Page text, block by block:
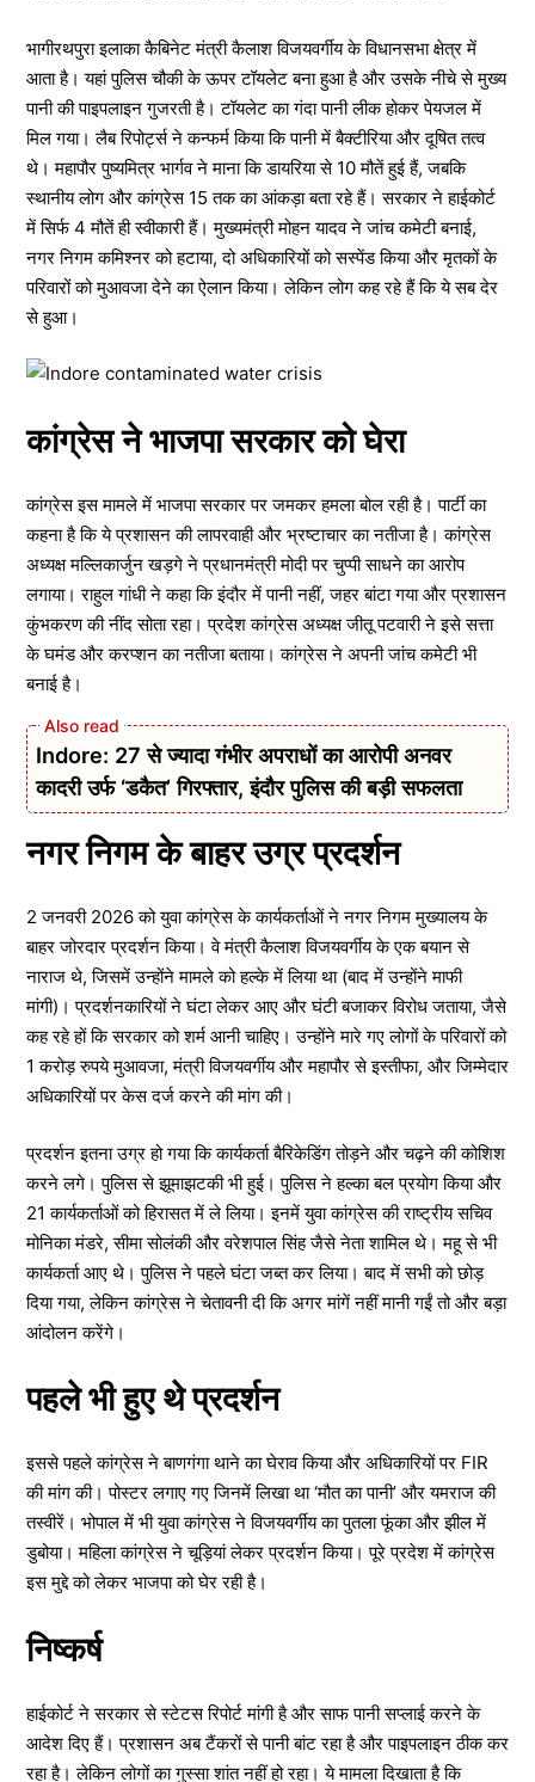
भागीरथपुरा इलाका कैबिनेट मंत्री कैलाश विजयवर्गीय के विधानसभा क्षेत्र में
आता है। यहां पुलिस चौकी के ऊपर टॉयलेट बना हुआ है और उसके नीचे से मुख्य
पानी की पाइपलाइन गुजरती है। टॉयलेट का गंदा पानी लीक होकर पेयजल में
मिल गया। लैब रिपोर्ट्स ने कन्फर्म किया कि पानी में बैक्टीरिया और दूषित तत्व
थे। महापौर पुष्यमित्र भार्गव ने माना कि डायरिया से 10 मौतें हुई हैं, जबकि
स्थानीय लोग और कांग्रेस 15 तक का आंकड़ा बता रहे हैं। सरकार ने हाईकोर्ट
में सिर्फ 4 मौतें ही स्वीकारी हैं। मुख्यमंत्री मोहन यादव ने जांच कमेटी बनाई,
नगर निगम कमिश्नर को हटाया, दो अधिकारियों को सस्पेंड किया और मृतकों के
परिवारों को मुआवजा देने का ऐलान किया। लेकिन लोग कह रहे हैं कि ये सब देर
से हुआ।
कांग्रेस ने भाजपा सरकार को घेरा
कांग्रेस इस मामले में भाजपा सरकार पर जमकर हमला बोल रही है। पार्टी का
कहना है कि ये प्रशासन की लापरवाही और भ्रष्टाचार का नतीजा है। कांग्रेस
अध्यक्ष मल्लिकार्जुन खड़गे ने प्रधानमंत्री मोदी पर चुप्पी साधने का आरोप
लगाया। राहुल गांधी ने कहा कि इंदौर में पानी नहीं, जहर बांटा गया और प्रशासन
कुंभकरण की नींद सोता रहा। प्रदेश कांग्रेस अध्यक्ष जीतू पटवारी ने इसे सत्ता
के घमंड और करप्शन का नतीजा बताया। कांग्रेस ने अपनी जांच कमेटी भी
बनाई है।
Indore: 27 से ज्यादा गंभीर अपराधों का आरोपी अनवर
कादरी उर्फ ‘डकैत’ गिरफ्तार, इंदौर पुलिस की बड़ी सफलता
नगर निगम के बाहर उग्र प्रदर्शन
2 जनवरी 2026 को युवा कांग्रेस के कार्यकर्ताओं ने नगर निगम मुख्यालय के
बाहर जोरदार प्रदर्शन किया। वे मंत्री कैलाश विजयवर्गीय के एक बयान से
नाराज थे, जिसमें उन्होंने मामले को हल्के में लिया था (बाद में उन्होंने माफी
मांगी)। प्रदर्शनकारियों ने घंटा लेकर आए और घंटी बजाकर विरोध जताया, जैसे
कह रहे हों कि सरकार को शर्म आनी चाहिए। उन्होंने मारे गए लोगों के परिवारों को
1 करोड़ रुपये मुआवजा, मंत्री विजयवर्गीय और महापौर से इस्तीफा, और जिम्मेदार
अधिकारियों पर केस दर्ज करने की मांग की।
प्रदर्शन इतना उग्र हो गया कि कार्यकर्ता बैरिकेडिंग तोड़ने और चढ़ने की कोशिश
करने लगे। पुलिस से झूमाझटकी भी हुई। पुलिस ने हल्का बल प्रयोग किया और
21 कार्यकर्ताओं को हिरासत में ले लिया। इनमें युवा कांग्रेस की राष्ट्रीय सचिव
मोनिका मंडरे, सीमा सोलंकी और वरेशपाल सिंह जैसे नेता शामिल थे। महू से भी
कार्यकर्ता आए थे। पुलिस ने पहले घंटा जब्त कर लिया। बाद में सभी को छोड़
दिया गया, लेकिन कांग्रेस ने चेतावनी दी कि अगर मांगें नहीं मानी गईं तो और बड़ा
आंदोलन करेंगे।
पहले भी हुए थे प्रदर्शन
इससे पहले कांग्रेस ने बाणगंगा थाने का घेराव किया और अधिकारियों पर FIR
की मांग की। पोस्टर लगाए गए जिनमें लिखा था ‘मौत का पानी’ और यमराज की
तस्वीरें। भोपाल में भी युवा कांग्रेस ने विजयवर्गीय का पुतला फूंका और झील में
डुबोया। महिला कांग्रेस ने चूड़ियां लेकर प्रदर्शन किया। पूरे प्रदेश में कांग्रेस
इस मुद्दे को लेकर भाजपा को घेर रही है।
निष्कर्ष
हाईकोर्ट ने सरकार से स्टेटस रिपोर्ट मांगी है और साफ पानी सप्लाई करने के
आदेश दिए हैं। प्रशासन अब टैंकरों से पानी बांट रहा है और पाइपलाइन ठीक कर
रहा है। लेकिन लोगों का गुस्सा शांत नहीं हो रहा। ये मामला दिखाता है कि